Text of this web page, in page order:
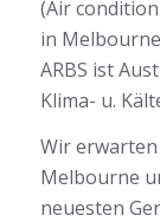
(Air
in
ARBS ist
Klima- u.
Wir
Melbourne
neuesten